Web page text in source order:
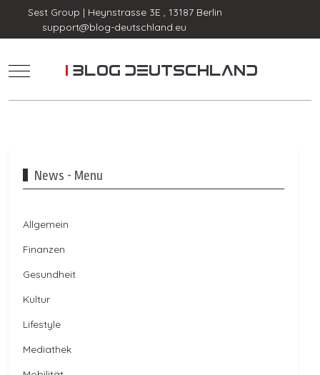
Sest Group | Heynstrasse 3E , 13187 Berlin
support@blog-deutschland.eu
Mobile Menu Toggle
News - Menu
Allgemein
Finanzen
Gesundheit
Kultur
Lifestyle
Mediathek